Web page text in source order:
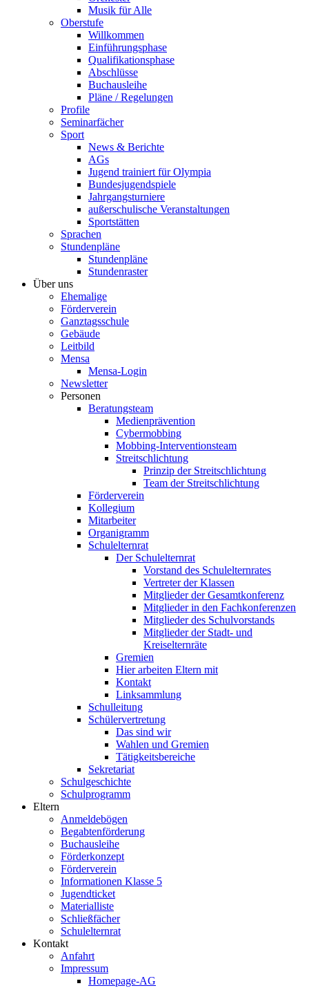
Musik für Alle
Oberstufe
Willkommen
Einführungsphase
Qualifikationsphase
Abschlüsse
Buchausleihe
Pläne / Regelungen
Profile
Seminarfächer
Sport
News & Berichte
AGs
Jugend trainiert für Olympia
Bundesjugendspiele
Jahrgangsturniere
außerschulische Veranstaltungen
Sportstätten
Sprachen
Stundenpläne
Stundenpläne
Stundenraster
Über uns
Ehemalige
Förderverein
Ganztagsschule
Gebäude
Leitbild
Mensa
Mensa-Login
Newsletter
Personen
Beratungsteam
Medienprävention
Cybermobbing
Mobbing-Interventionsteam
Streitschlichtung
Prinzip der Streitschlichtung
Team der Streitschlichtung
Förderverein
Kollegium
Mitarbeiter
Organigramm
Schulelternrat
Der Schulelternrat
Vorstand des Schulelternrates
Vertreter der Klassen
Mitglieder der Gesamtkonferenz
Mitglieder in den Fachkonferenzen
Mitglieder des Schulvorstands
Mitglieder der Stadt- und
Kreiselternräte
Gremien
Hier arbeiten Eltern mit
Kontakt
Linksammlung
Schulleitung
Schülervertretung
Das sind wir
Wahlen und Gremien
Tätigkeitsbereiche
Sekretariat
Schulgeschichte
Schulprogramm
Eltern
Anmeldebögen
Begabtenförderung
Buchausleihe
Förderkonzept
Förderverein
Informationen Klasse 5
Jugendticket
Materialliste
Schließfächer
Schulelternrat
Kontakt
Anfahrt
Impressum
Homepage-AG